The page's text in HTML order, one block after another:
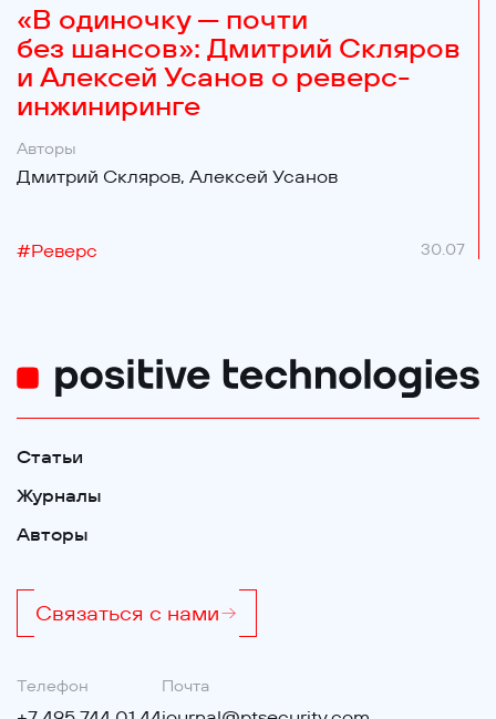
«В одиночку — почти
без шансов»: Дмитрий Скляров
и Алексей Усанов о реверс-
инжиниринге
Авторы
Дмитрий Скляров, Алексей Усанов
#Реверс 30.07
Статьи
Журналы
Авторы
Связаться с нами
Телефон Почта